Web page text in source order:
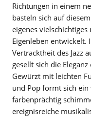
Richtungen in einem
basteln sich auf
eigenes
Eigenleben entwickelt.
Vertracktheit des Jazz
gesellt sich die
Gewürzt mit leichten
und Pop formt sich
farbenprächtig
ereignisreiche